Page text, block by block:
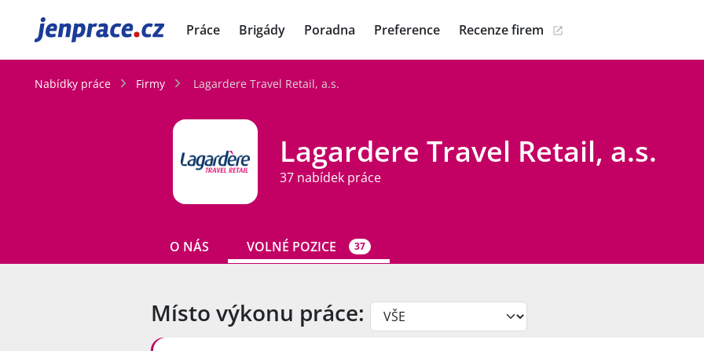
JenPráce.cz Práce Brigády Poradna Preference Recenze firem
Nabídky práce Firmy Lagardere Travel Retail, a.s.
Lagardere Travel Retail, a.s.
37 nabídek práce
O NÁS VOLNÉ POZICE 37
Místo výkonu práce: